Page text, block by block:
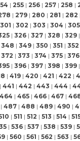
| 255 | 256 | 257 | 258 |
| 279 | 280 | 281 | 282
301 | 302 | 303 | 304 | 305
| 326 | 327 | 328 | 329 |
348 | 349 | 350 | 351 | 352
372 | 373 | 374 | 375 | 376
| 396 | 397 | 398 | 399 |
| 419 | 420 | 421 | 422 |
| 441 | 442 | 443 | 444 |
464 | 465 | 466 | 467 |
| 487 | 488 | 489 | 490 |
| 511 | 512 | 513 | 514 |
| 536 | 537 | 538 | 539 |
| 560 | 561 | 562 | 563 |